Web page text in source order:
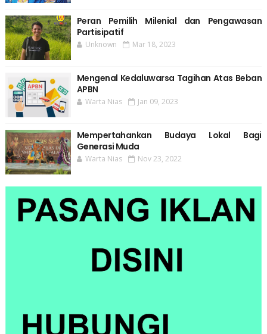
Peran Pemilih Milenial dan Pengawasan
Partisipatif
Unknown Mar 18, 2023
Mengenal Kedaluwarsa Tagihan Atas Beban
APBN
Warta Nias Jan 09, 2023
Mempertahankan Budaya Lokal Bagi
Generasi Muda
Warta Nias Nov 23, 2022